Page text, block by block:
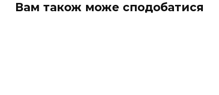
Вам також може сподобатися